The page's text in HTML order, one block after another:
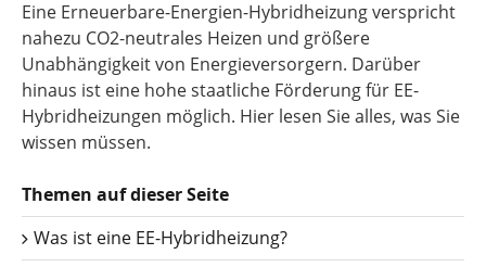
Eine Erneuerbare-Energien-Hybridheizung verspricht
nahezu CO2-neutrales Heizen und größere
Unabhängigkeit von Energieversorgern. Darüber
hinaus ist eine hohe staatliche Förderung für EE-
Hybridheizungen möglich. Hier lesen Sie alles, was Sie
wissen müssen.
Themen auf dieser Seite
Was ist eine EE-Hybridheizung?